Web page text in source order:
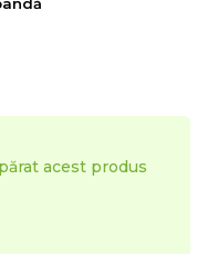
acest produs